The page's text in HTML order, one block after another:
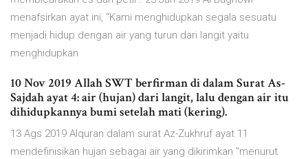
menafsirkan ayat ini, “Kami menghidupkan segala sesuatu
menjadi hidup dengan air yang turun dari langit yaitu
menghidupkan
10 Nov 2019 Allah SWT berfirman di dalam Surat As-
Sajdah ayat 4: air (hujan) dari langit, lalu dengan air itu
dihidupkannya bumi setelah mati (kering).
13 Ags 2019 Alquran dalam surat Az-Zukhruf ayat 11
mendefinisikan hujan sebagai air yang dikirimkan ''menurut